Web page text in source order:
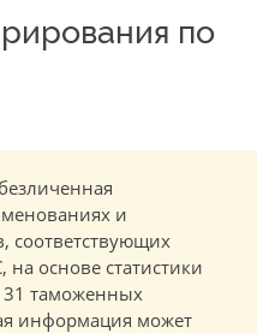
по
и
соответствующих
основе статистики
31 таможенных
информация может